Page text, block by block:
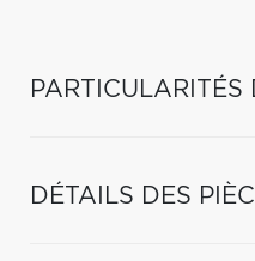
PARTICULARITÉS
DÉTAILS DES